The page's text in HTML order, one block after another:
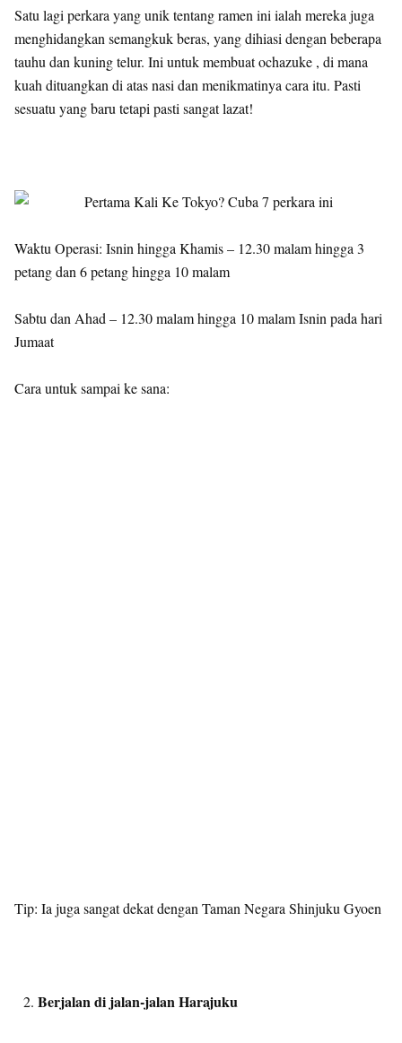
Satu lagi perkara yang unik tentang ramen ini ialah mereka juga
menghidangkan semangkuk beras, yang dihiasi dengan beberapa
tauhu dan kuning telur. Ini untuk membuat ochazuke , di mana
kuah dituangkan di atas nasi dan menikmatinya cara itu. Pasti
sesuatu yang baru tetapi pasti sangat lazat!
Waktu Operasi: Isnin hingga Khamis – 12.30 malam hingga 3
petang dan 6 petang hingga 10 malam
Sabtu dan Ahad – 12.30 malam hingga 10 malam Isnin pada hari
Jumaat
Cara untuk sampai ke sana:
Tip: Ia juga sangat dekat dengan Taman Negara Shinjuku Gyoen
Berjalan di jalan-jalan Harajuku